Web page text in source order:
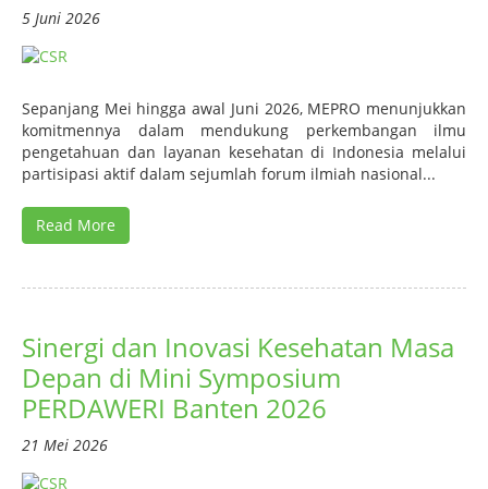
5 Juni 2026
Sepanjang Mei hingga awal Juni 2026, MEPRO menunjukkan
komitmennya dalam mendukung perkembangan ilmu
pengetahuan dan layanan kesehatan di Indonesia melalui
partisipasi aktif dalam sejumlah forum ilmiah nasional...
Read More
Sinergi dan Inovasi Kesehatan Masa
Depan di Mini Symposium
PERDAWERI Banten 2026
21 Mei 2026